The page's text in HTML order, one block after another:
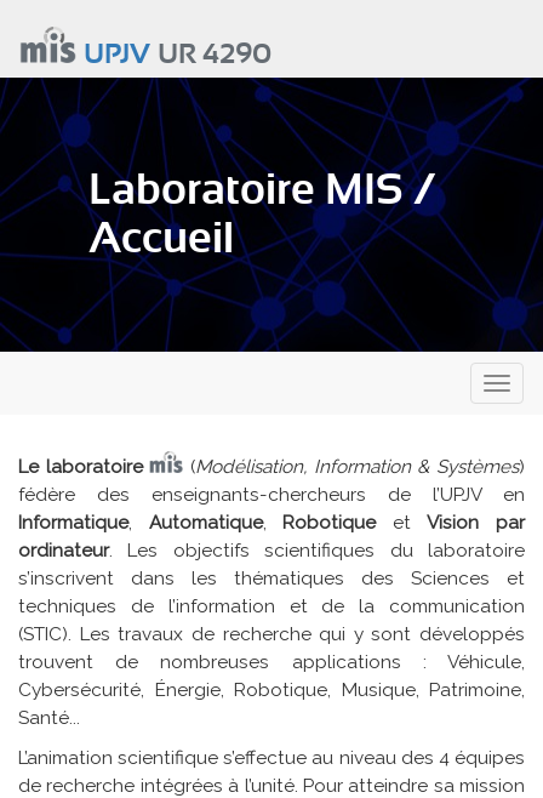
contenu
principal
UPJVUR 4290
Laboratoire MIS /
Accueil
Le laboratoire (Modélisation, Information & Systèmes)
fédère des enseignants-chercheurs de l’UPJV en
Informatique, Automatique, RobotiqueetVision par
ordinateur. Les objectifs scientifiques du laboratoire
s’inscrivent dans les thématiques des Sciences et
techniques de l’information et de la communication
(STIC). Les travaux de recherche qui y sont développés
trouvent de nombreuses applications : Véhicule,
Cybersécurité, Énergie, Robotique, Musique, Patrimoine,
Santé...
L’animation scientifique s’effectue au niveau des 4 équipes
de recherche intégrées à l’unité. Pour atteindre sa mission